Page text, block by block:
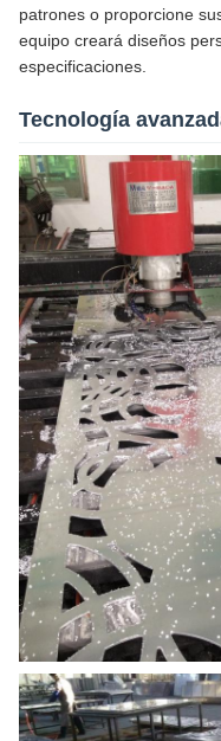
patrones o proporcione
equipo creará diseños
especificaciones.
Tecnología